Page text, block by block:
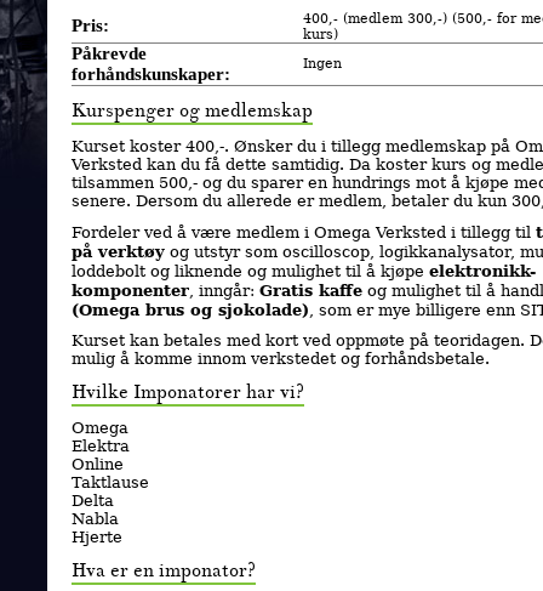
Pris:
400,- (medlem 300,-) (500,- for
kurs)
Påkrevde
forhåndskunskaper:
Ingen
Kurspenger og medlemskap
Kurset koster 400,-. Ønsker du i tillegg medlemskap på
Verksted kan du få dette samtidig. Da koster kurs og
tilsammen 500,- og du sparer en hundrings mot å kjøpe
senere. Dersom du allerede er medlem, betaler du kun
Fordeler ved å være medlem i Omega Verksted i tillegg til
på verktøyog utstyr som oscilloscop, logikkanalysator,
loddebolt og liknende og mulighet til å kjøpe elektronikk-
komponenter, inngår: Gratis kaffeog mulighet til å
(Omega brus og sjokolade), som er mye billigere enn
Kurset kan betales med kort ved oppmøte på teoridagen.
mulig å komme innom verkstedet og forhåndsbetale.
Hvilke Imponatorer har vi?
Omega
Elektra
Online
Taktlause
Delta
Nabla
Hjerte
Hva er en imponator?